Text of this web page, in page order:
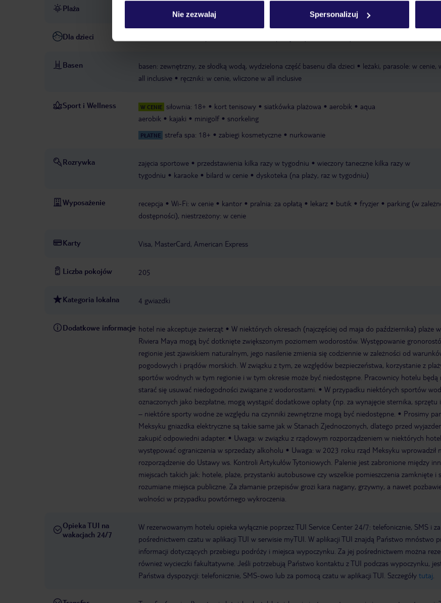
Nie zezwalaj Spersonalizuj
Plaża bezpośrednio przy plaży leżaki w cenie parasole w cenie ręczniki w
Dla dzieci
Basen basen: zewnętrzny, ze słodką wodą, wydzielona część basenu dla dzieci
leżaki, parasole: w cenie,
all inclusive
ręczniki: w cenie, wliczone w all inclusive
Sport i Wellness W CENIE siłownia: 18+ kort tenisowy siatkówka plażowa aerobik
aqua
aerobik
kajaki minigolf snorkeling
PŁATNE strefa spa: 18+ zabiegi kosmetyczne nurkowanie
Rozrywka zajęcia sportowe przedstawienia kilka razy w tygodniu
wieczory taneczne kilka razy w
tygodniu
karaoke bilard w cenie dyskoteka (na plaży, raz w tygodniu)
Wyposażenie recepcja Wi-Fi: w cenie kantor pralnia: za opłatą lekarz butik fryzjer
parking (w
dostępności), niestrzeżony: w cenie
Karty Visa, MasterCard, American Express
Liczba pokojów 205
Kategoria lokalna 4 gwiazdki
Dodatkowe informacje hotel nie akceptuje zwierząt
W niektórych okresach (najczęściej od maja do października) plaże
Riviera Maya mogą być dotknięte zwiększonym poziomem wodorostów. Występowanie
regionie jest zjawiskiem naturalnym, jego nasilenie zmienia się codziennie w zależności od
pogodowych i prądów morskich. W związku z tym, ze względów bezpieczeństwa, korzystanie z
sportów wodnych w tym regionie i w tym okresie może być niedostępne. Pracownicy hotelu będą
starać się usuwać niedogodności związane z wodorostami.
W przypadku niektórych sportów
oznaczonych jako bezpłatne, mogą wystąpić dodatkowe opłaty (np. za wynajęcie sternika, sprzętu
– niektóre sporty wodne ze względu na czynniki zewnętrzne mogą być niedostępne.
Prosimy
Meksyku gniazdka elektryczne są takie same jak w Stanach Zjednoczonych, dlatego przed
zakupić odpowiedni adapter.
Uwaga: w związku z rządowym rozporządzeniem w niektórych
występować ograniczenia w sprzedaży alkoholu
Uwaga: w 2023 roku rząd Meksyku wprowadził
rozporządzenie do Ustawy ws. Kontroli Artykułów Tytoniowych. Palenie jest zabronione między
miejscach takich jak: hotele, plaże, przystanki autobusowe czy wszelkie pomieszczenia zamknięte i
rozumiane miejsca publiczne. Za złamanie przepisów grozi kara nagany, grzywny, a nawet
wolności w przypadku powtórnego wykroczenia.
Opieka TUI na
wakacjach 24/7
W rezerwowanym hotelu opieka wyłącznie poprzez TUI Service Center 24/7: telefonicznie, SMS i za
pośrednictwem czatu w aplikacji TUI w serwisie myTUI. W aplikacji TUI znajdą Państwo mnóstwo
informacji dotyczących przebiegu podróży i miejsca wypoczynku. Za jej pośrednictwem można
również wycieczki fakultatywne. Jeśli potrzebują Państwo kontaktu z TUI podczas wypoczynku,
Państwa dyspozycji: telefonicznie, SMS-owo lub za pomocą czatu w aplikacji TUI. Szczegóły tutaj